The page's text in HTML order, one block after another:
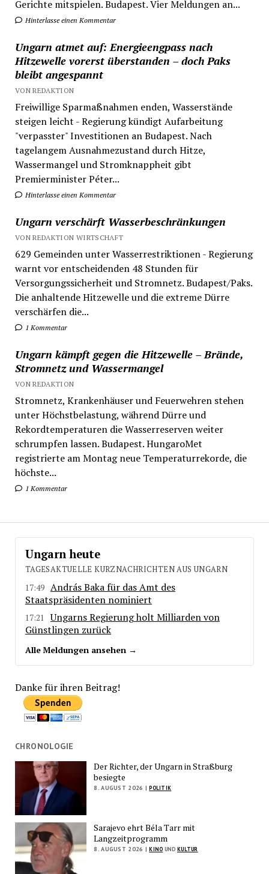
Gerichte mitspielen. Budapest. Vier Meldungen an...
Hinterlasse einen Kommentar
Ungarn atmet auf: Energieengpass nach
Hitzewelle vorerst überstanden – doch Paks
bleibt angespannt
VON REDAKTION
Freiwillige Sparmaßnahmen enden, Wasserstände
steigen leicht - Regierung kündigt Aufarbeitung
"verpasster" Investitionen an Budapest. Nach
tagelangem Ausnahmezustand durch Hitze,
Wassermangel und Stromknappheit gibt
Premierminister Péter...
Hinterlasse einen Kommentar
Ungarn verschärft Wasserbeschränkungen
VON REDAKTION WIRTSCHAFT
629 Gemeinden unter Wasserrestriktionen - Regierung
warnt vor entscheidenden 48 Stunden für
Versorgungssicherheit und Stromnetz. Budapest/Paks.
Die anhaltende Hitzewelle und die extreme Dürre
verschärfen die...
1 Kommentar
Ungarn kämpft gegen die Hitzewelle – Brände,
Stromnetz und Wassermangel
VON REDAKTION
Stromnetz, Krankenhäuser und Feuerwehren stehen
unter Höchstbelastung, während Dürre und
Rekordtemperaturen die Wasserreserven weiter
schrumpfen lassen. Budapest. HungaroMet
registrierte am Montag neue Temperaturrekorde, die
höchste...
1 Kommentar
Ungarn heute
TAGESAKTUELLE KURZNACHRICHTEN AUS UNGARN
17:49 András Baka für das Amt des
Staatspräsidenten nominiert
17:21
Ungarns Regierung holt Milliarden von
Günstlingen zurück
Alle Meldungen ansehen →
Danke für ihren Beitrag!
CHRONOLOGIE
Der Richter, der Ungarn in Straßburg
besiegte
8. AUGUST 2026 | POLITIK
Sarajevo ehrt Béla Tarr mit
Langzeitprogramm
8. AUGUST 2026 | KINO UND KULTUR